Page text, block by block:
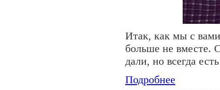
Итак, как мы с
больше не вместе.
дали, но всегда
Подробнее